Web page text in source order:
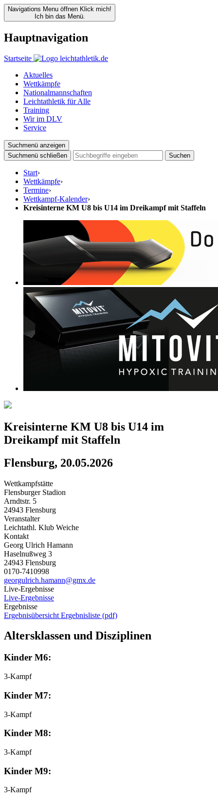
Navigations Menu öffnen Klick mich!
Ich bin das Menü.
Hauptnavigation
Startseite
Aktuelles
Wettkämpfe
Nationalmannschaften
Leichtathletik für Alle
Training
Wir im DLV
Service
Suchmenü anzeigen
Suchmenü schließen
Suchen
Start›
Wettkämpfe›
Termine›
Wettkampf-Kalender›
Kreisinterne KM U8 bis U14 im Dreikampf mit Staffeln
Kreisinterne KM U8 bis U14 im
Dreikampf mit Staffeln
Flensburg, 20.05.2026
Wettkampfstätte
Flensburger Stadion
Arndtstr. 5
24943 Flensburg
Veranstalter
Leichtathl. Klub Weiche
Kontakt
Georg Ulrich Hamann
Haselnußweg 3
24943 Flensburg
0170-7410998
georgulrich.hamann@gmx.de
Live-Ergebnisse
Live-Ergebnisse
Ergebnisse
Ergebnisübersicht Ergebnisliste (pdf)
Altersklassen und Disziplinen
Kinder M6:
3-Kampf
Kinder M7:
3-Kampf
Kinder M8:
3-Kampf
Kinder M9:
3-Kampf